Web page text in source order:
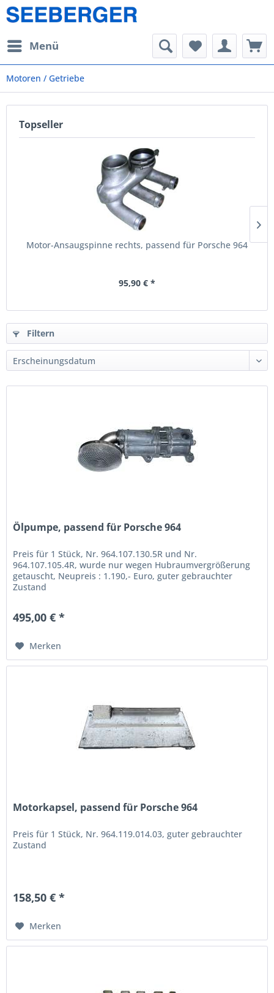
Menü
Motoren / Getriebe
Topseller
Motor-Ansaugspinne rechts, passend für Porsche 964
95,90 € *
Filtern
Ölpumpe, passend für Porsche 964
Preis für 1 Stück, Nr. 964.107.130.5R und Nr.
964.107.105.4R, wurde nur wegen Hubraumvergrößerung
getauscht, Neupreis : 1.190,- Euro, guter gebrauchter
Zustand
495,00 € *
Merken
Motorkapsel, passend für Porsche 964
Preis für 1 Stück, Nr. 964.119.014.03, guter gebrauchter
Zustand
158,50 € *
Merken